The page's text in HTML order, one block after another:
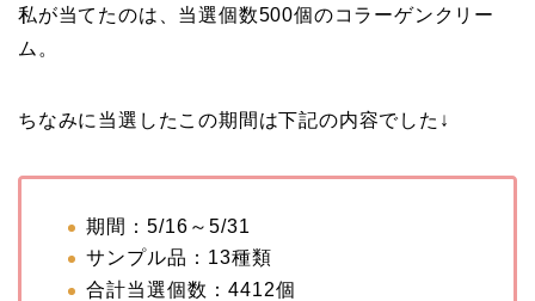
私が当てたのは、当選個数500個のコラーゲンクリー
ム。
ちなみに当選したこの期間は下記の内容でした↓
期間：5/16～5/31
サンプル品：13種類
合計当選個数：4412個